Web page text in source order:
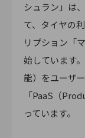
シュラン」は
て、タイヤの
リプション「
始しています
能）をユーザ
「PaaS（
っています。